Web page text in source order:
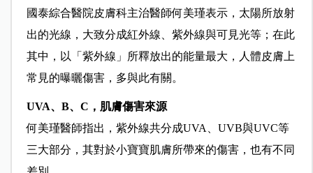
國泰綜合醫院皮膚科主治醫師何美瑾表示，太陽所放射
出的光線，大致分成紅外線、紫外線與可見光等；在此
其中，以「紫外線」所釋放出的能量最大，人體皮膚上
常見的曝曬傷害，多與此有關。
UVA、B、C，肌膚傷害來源
何美瑾醫師指出，紫外線共分成UVA、UVB與UVC等
三大部分，其對於小寶寶肌膚所帶來的傷害，也有不同